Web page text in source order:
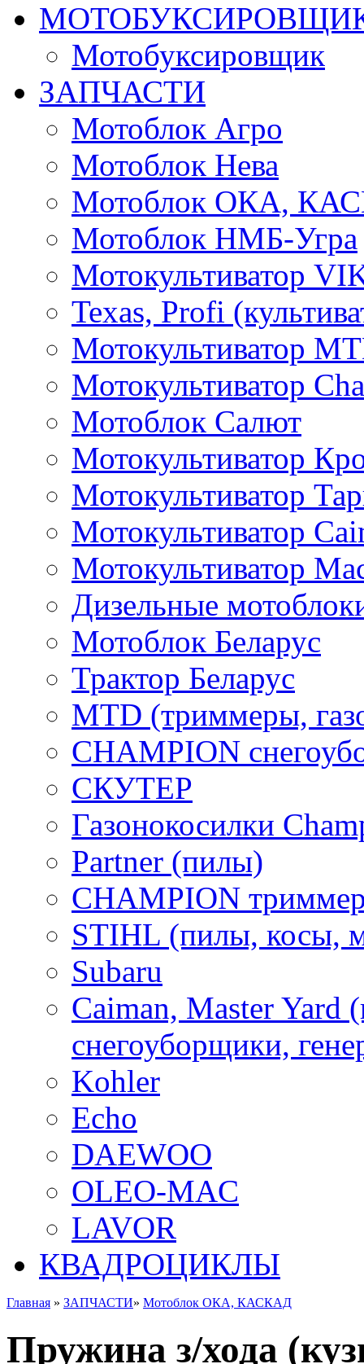
Мотобуксировщик
ЗАПЧАСТИ
Мотоблок Агро
Мотоблок Нева
Мотоблок ОКА,
Мотоблок НМБ-Угра
Мотокультиватор
Texas, Profi
Мотокультиватор
Мотокультиватор
Мотоблок Салют
Мотокультиватор
Мотокультиватор
Мотокультиватор
Мотокультиватор
Дизельные
Мотоблок Беларус
Трактор Беларус
MTD (триммеры,
CHAMPION
СКУТЕР
Газонокосилки
Partner (пилы)
CHAMPION
STIHL (пилы, косы,
Subaru
Caiman, Master Yard
снегоуборщики,
Kohler
Echo
DAEWOO
OLEO-MAC
LAVOR
КВАДРОЦИКЛЫ
Главная » ЗАПЧАСТИ» Мотоблок ОКА, КАСКАД
Пружина з/хода